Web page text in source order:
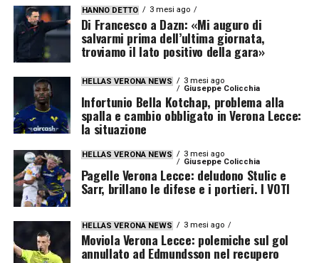
HANNO DETTO 3 mesi ago
Di Francesco a Dazn: «Mi auguro di
salvarmi prima dell’ultima giornata,
troviamo il lato positivo della gara»
HELLAS VERONA NEWS
3 mesi ago
Giuseppe Colicchia
Infortunio Bella Kotchap, problema alla
spalla e cambio obbligato in Verona Lecce:
la situazione
HELLAS VERONA NEWS
3 mesi ago
Giuseppe Colicchia
Pagelle Verona Lecce: deludono Stulic e
Sarr, brillano le difese e i portieri. I VOTI
HELLAS VERONA NEWS 3 mesi ago
Moviola Verona Lecce: polemiche sul gol
annullato ad Edmundsson nel recupero